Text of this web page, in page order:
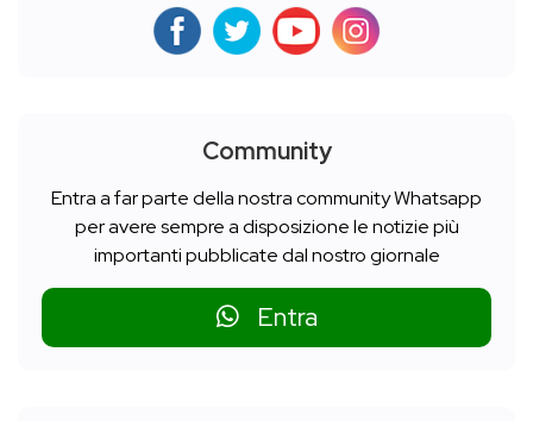
Community
Entra a far parte della nostra community Whatsapp
per avere sempre a disposizione le notizie più
importanti pubblicate dal nostro giornale
Entra